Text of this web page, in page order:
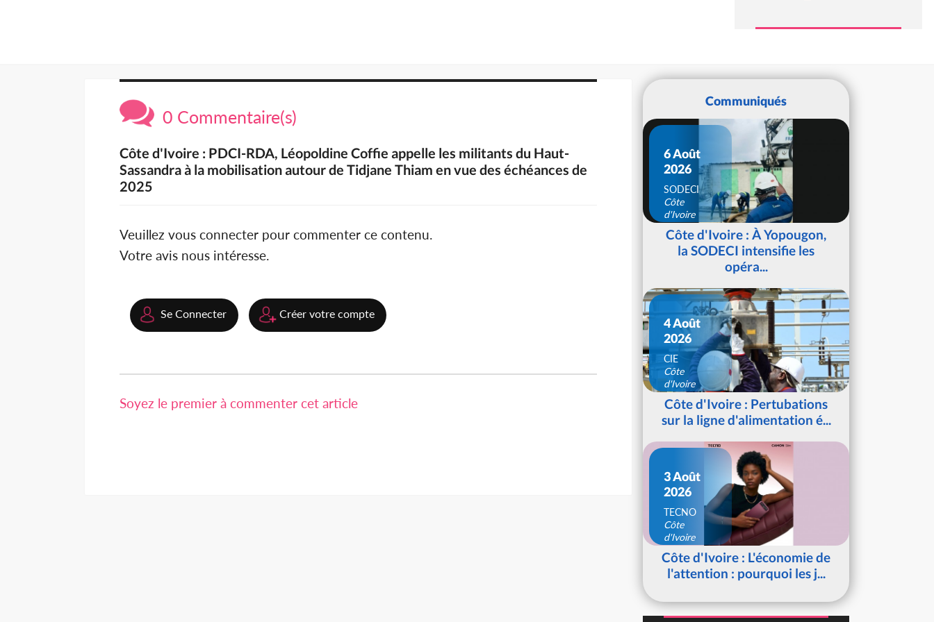
0 Commentaire(s)
Côte d'Ivoire : PDCI-RDA, Léopoldine Coffie appelle les militants du Haut-
Sassandra à la mobilisation autour de Tidjane Thiam en vue des échéances de
2025
Veuillez vous connecter pour commenter ce contenu.
Votre avis nous intéresse.
Se Connecter Créer votre compte
Soyez le premier à commenter cet article
Communiqués
6 Août
2026
SODECI
Côte
d'Ivoire
Côte d'Ivoire : À Yopougon,
la SODECI intensifie les
opéra...
4 Août
2026
CIE
Côte
d'Ivoire
Côte d'Ivoire : Pertubations
sur la ligne d'alimentation é...
3 Août
2026
TECNO
Côte
d'Ivoire
Côte d'Ivoire : L'économie de
l'attention : pourquoi les j...